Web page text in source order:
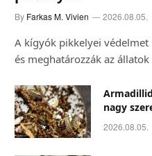
By Farkas M. Vivien 2026.08.05.
A kígyók pikkelyei
és meghatározzák az
nagy
2026.08.05.